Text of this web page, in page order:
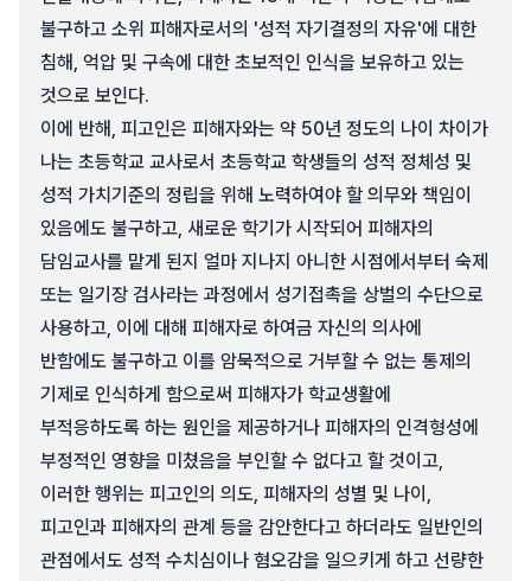
불구하고 소위 피해자로서의 '성적 자기결정의 자유'에 대한
침해, 억압 및 구속에 대한 초보적인 인식을 보유하고 있는
것으로 보인다.
이에 반해, 피고인은 피해자와는 약 50년 정도의 나이 차이가
나는 초등학교 교사로서 초등학교 학생들의 성적 정체성 및
성적 가치기준의 정립을 위해 노력하여야 할 의무와 책임이
있음에도 불구하고, 새로운 학기가 시작되어 피해자의
담임교사를 맡게 된지 얼마 지나지 아니한 시점에서부터 숙제
또는 일기장 검사라는 과정에서 성기접촉을 상벌의 수단으로
사용하고, 이에 대해 피해자로 하여금 자신의 의사에
반함에도 불구하고 이를 암묵적으로 거부할 수 없는 통제의
기제로 인식하게 함으로써 피해자가 학교생활에
부적응하도록 하는 원인을 제공하거나 피해자의 인격형성에
부정적인 영향을 미쳤음을 부인할 수 없다고 할 것이고,
이러한 행위는 피고인의 의도, 피해자의 성별 및 나이,
피고인과 피해자의 관계 등을 감안한다고 하더라도 일반인의
관점에서도 성적 수치심이나 혐오감을 일으키게 하고 선량한